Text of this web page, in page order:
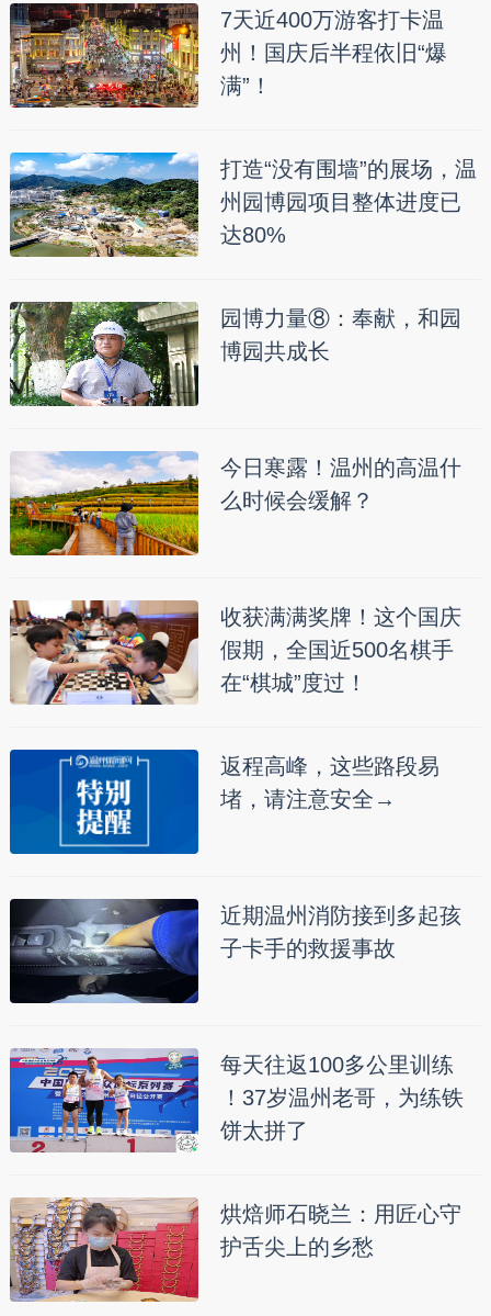
7天近400万游客打卡温
州！国庆后半程依旧“爆
满”！
打造“没有围墙”的展场，温
州园博园项目整体进度已
达80%
园博力量⑧：奉献，和园
博园共成长
今日寒露！温州的高温什
么时候会缓解？
收获满满奖牌！这个国庆
假期，全国近500名棋手
在“棋城”度过！
返程高峰，这些路段易
堵，请注意安全→
近期温州消防接到多起孩
子卡手的救援事故
每天往返100多公里训练
！37岁温州老哥，为练铁
饼太拼了
烘焙师石晓兰：用匠心守
护舌尖上的乡愁